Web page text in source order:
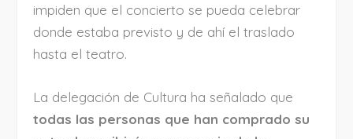
impiden que el concierto se pueda celebrar
donde estaba previsto y de ahí el traslado
hasta el teatro.
La delegación de Cultura ha señalado que
todas las personas que han comprado su